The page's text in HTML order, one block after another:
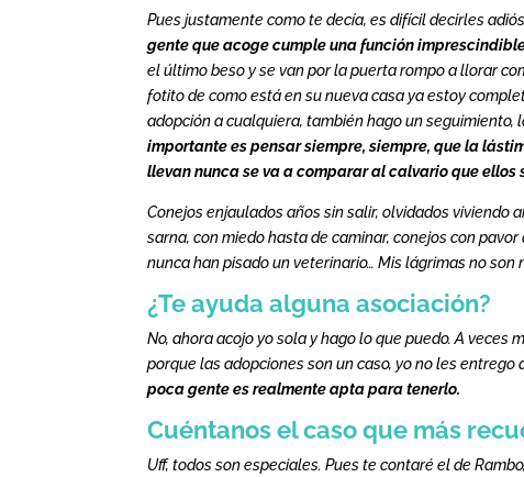
Pues justamente como te decía, es difícil decirles
gente que acoge cumple una función
el último beso y se van por la puerta rompo a llorar
fotito de como está en su nueva casa ya estoy
adopción a cualquiera, también hago un
importante es pensar siempre, siempre, que la
llevan nunca se va a comparar al calvario que ellos
Conejos enjaulados años sin salir, olvidados viviendo
sarna, con miedo hasta de caminar, conejos con
nunca han pisado un veterinario… Mis lágrimas no
¿Te ayuda alguna asociación?
No, ahora acojo yo sola y hago lo que puedo. A veces
porque las adopciones son un caso, yo no les entrego
poca gente es realmente apta para tenerlo.
Cuéntanos el caso que más
Uff, todos son especiales. Pues te contaré el de